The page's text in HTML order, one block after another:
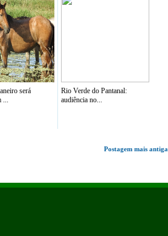
será
...
Rio Verde do Pantanal:
audiência no...
Postagem mais antiga